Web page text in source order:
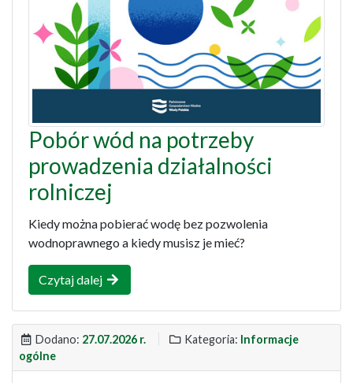
Pobór wód na potrzeby
prowadzenia działalności
rolniczej
Kiedy można pobierać wodę bez pozwolenia
wodnoprawnego a kiedy musisz je mieć?
Czytaj dalej
Dodano: 27.07.2026 r. Kategoria: Informacje
ogólne